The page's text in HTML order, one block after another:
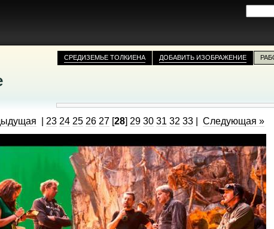
23 24 25 26 27[28] 29 30 31 32 33| Следующая »
СРЕДИЗЕМЬЕ ТОЛКИЕНА ДОБАВИТЬ ИЗОБРАЖЕНИЕ